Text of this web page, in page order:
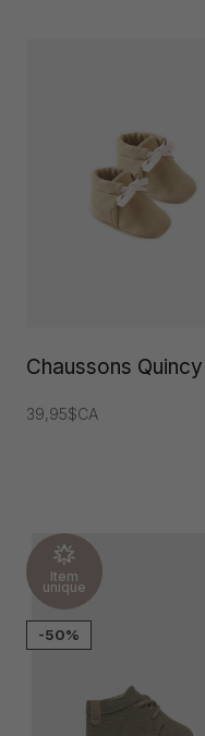
Chaussons
39,95$CA
Item
unique
-50%